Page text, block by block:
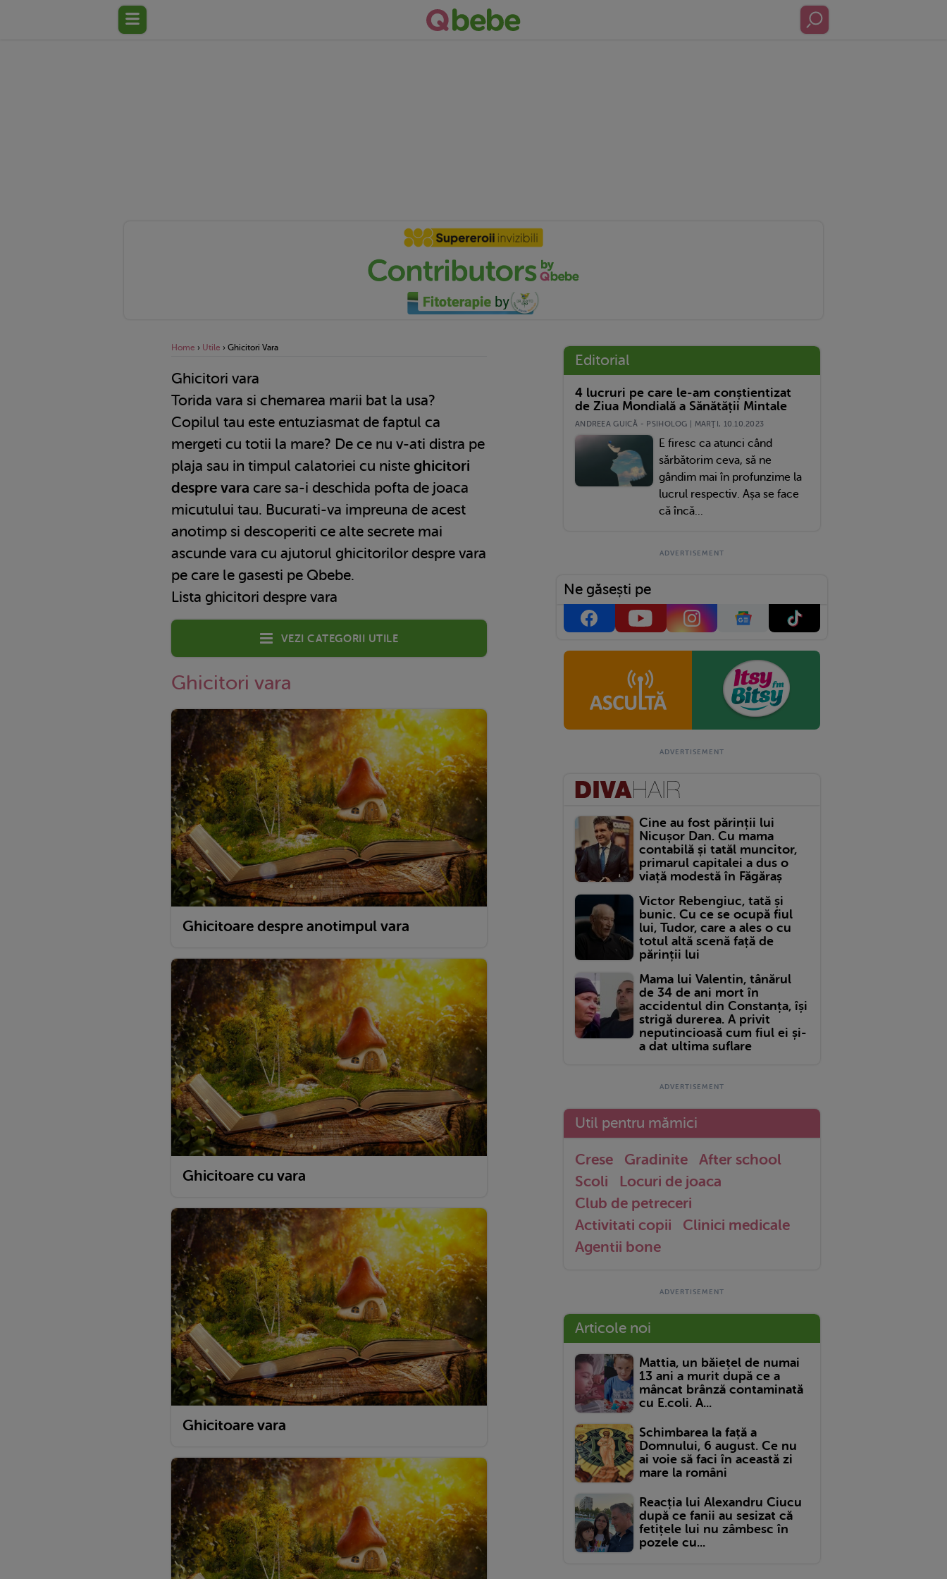
Home › Utile › Ghicitori Vara
Ghicitori vara
Torida vara si chemarea marii bat la usa?
Copilul tau este entuziasmat de faptul ca
mergeti cu totii la mare? De ce nu v-ati distra pe
plaja sau in timpul calatoriei cu niste ghicitori
despre vara care sa-i deschida pofta de joaca
micutului tau. Bucurati-va impreuna de acest
anotimp si descoperiti ce alte secrete mai
ascunde vara cu ajutorul ghicitorilor despre vara
pe care le gasesti pe Qbebe.
Lista ghicitori despre vara
Vezi categorii utile
Ghicitori vara
Ghicitoare despre anotimpul vara
Ghicitoare cu vara
Ghicitoare vara
Editorial
4 lucruri pe care le-am conștientizat
de Ziua Mondială a Sănătății Mintale
ANDREEA GUICĂ - PSIHOLOG | MARŢI, 10.10.2023
E firesc ca atunci când
sărbătorim ceva, să ne
gândim mai în profunzime la
lucrul respectiv. Așa se face
că încă...
Ne găsești pe
Cine au fost părinții lui
Nicușor Dan. Cu mama
contabilă și tatăl muncitor,
primarul capitalei a dus o
viață modestă în Făgăraș
Victor Rebengiuc, tată și
bunic. Cu ce se ocupă fiul
lui, Tudor, care a ales o cu
totul altă scenă față de
părinții lui
Mama lui Valentin, tânărul
de 34 de ani mort în
accidentul din Constanța, își
strigă durerea. A privit
neputincioasă cum fiul ei și-
a dat ultima suflare
Util pentru mămici
Crese Gradinite
After school
Scoli
Locuri de joaca
Club de petreceri
Activitati copii
Clinici medicale
Agentii bone
Articole noi
Mattia, un băiețel de numai
13 ani a murit după ce a
mâncat brânză contaminată
cu E.coli. A...
Schimbarea la față a
Domnului, 6 august. Ce nu
ai voie să faci în această zi
mare la români
Reacția lui Alexandru Ciucu
după ce fanii au sesizat că
fetițele lui nu zâmbesc în
pozele cu...